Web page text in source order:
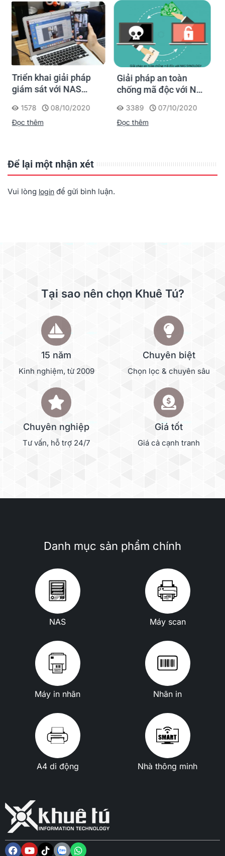
Giải pháp an toàn
chống mã độc với NAS
3389
07/10/2020
Đọc thêm
Hướng dẫn Backup
máy ảo từ PC lên Nas
mềm Active Backup
for Business
2150
03/10/2020
Đọc thêm
Để lại một nhận xét
Vui lòng login để gửi bình luận.
Tại sao nên chọn Khuê Tú?
15 năm
Kinh nghiệm, từ 2009
Chuyên biệt
Chọn lọc & chuyên sâu
Chuyên nghiệp
Tư vấn, hỗ trợ 24/7
Giá tốt
Giá cả cạnh tranh
Danh mục sản phẩm chính
NAS Máy scan
Máy in nhãn Nhãn in
A4 di động Nhà thông minh